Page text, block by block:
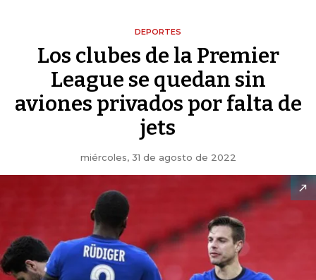
DEPORTES
Los clubes de la Premier
League se quedan sin
aviones privados por falta de
jets
miércoles, 31 de agosto de 2022